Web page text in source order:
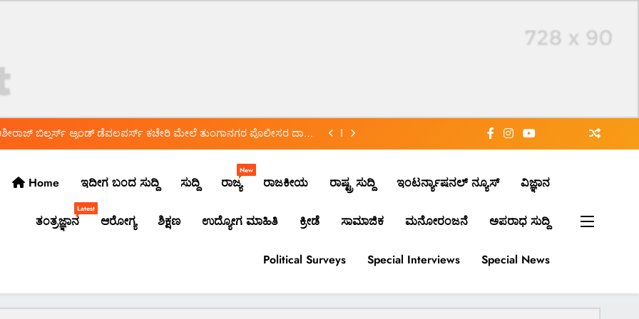
ಹೈಕೋರ್ಟ್* *ಡಾ.ಅಶ್ವಿನ್ ಹೆಬ್ಬಾರ್ ಮತ್ತು ಡಾ.ವಿರುಪಾಕ್ಷಪ್ಪ ಮುಂದಿನ ಕಥೆ ಏನು?*
ಬಿಲ್ಡರ್ಸ್ ಅ್ಯಂಡ್ ಡೆವಲಪರ್ಸ್ ಕಚೇರಿ ಮೇಲೆ ತುಂಗಾನಗರ ಪೊಲೀಸರ ದಾಳಿ*
ಅದ್ಧೂರಿ ಸ್ವಾಗತ ಬೇಡ: ಸಚಿವ ಮಧು ಬಂಗಾರಪ್ಪ ಸೂಚನೆ
*ಬ್ಯಾಂಕ್ ಸಿಬ್ಬಂದಿಯಿಂದಲೇ ನಕಲಿ ಚಿನ್ನ ಅಡವಿಟ್ಟು 1.5 ಕೋಟಿ ರೂ. ವಂಚನೆ!*
*ಡಾ.ಅಶ್ವಿನ್ ಹೆಬ್ಬಾರ್ ಅಮಾನತು ವಾಪಸ್ ಆದೇಶ ರದ್ದು* *ಲೈಂಗಿಕ ಕಿರುಕುಳ
ಹೈಕೋರ್ಟ್* *ಡಾ.ಅಶ್ವಿನ್ ಹೆಬ್ಬಾರ್ ಮತ್ತು ಡಾ.ವಿರುಪಾಕ್ಷಪ್ಪ ಮುಂದಿನ ಕಥೆ ಏನು?*
ಬಿಲ್ಡರ್ಸ್ ಅ್ಯಂಡ್ ಡೆವಲಪರ್ಸ್ ಕಚೇರಿ ಮೇಲೆ ತುಂಗಾನಗರ ಪೊಲೀಸರ ದಾಳಿ*
*ಯಾಕೆ ನಡೆದಿದೆ ದಾಳಿ? ಅಲ್ಲಿ ಸಿಕ್ಕಿದ್ದೇನು?*
*ಬ್ಯಾಂಕ್ ಸಿಬ್ಬಂದಿಯಿಂದಲೇ ನಕಲಿ ಚಿನ್ನ ಅಡವಿಟ್ಟು 1.5 ಕೋಟಿ ರೂ. ವಂಚನೆ!*
Home ಇದೀಗ ಬಂದ ಸುದ್ದಿ ಸುದ್ದಿ ರಾಜ್ಯ
New
ರಾಜಕೀಯ ರಾಷ್ಟ್ರ ಸುದ್ದಿ ಇಂಟರ್ನ್ಯಾಷನಲ್ ನ್ಯೂಸ್ ವಿಜ್ಞಾನ
ತಂತ್ರಜ್ಞಾನ
Latest
ಆರೋಗ್ಯ ಶಿಕ್ಷಣ ಉದ್ಯೋಗ ಮಾಹಿತಿ ಕ್ರೀಡೆ ಸಾಮಾಜಿಕ ಮನೋರಂಜನೆ ಅಪರಾಧ ಸುದ್ದಿ
Political Surveys Special Interviews Special News